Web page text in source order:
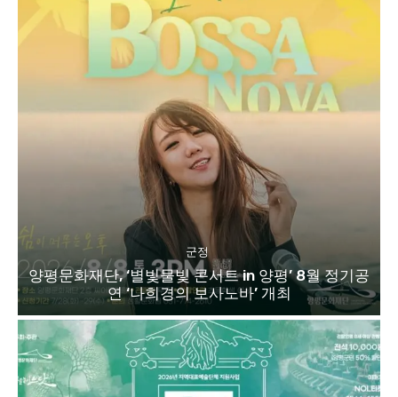
군정
양평문화재단, ‘별빛물빛 콘서트 in 양평’ 8월 정기공
연 ‘나희경의 보사노바’ 개최